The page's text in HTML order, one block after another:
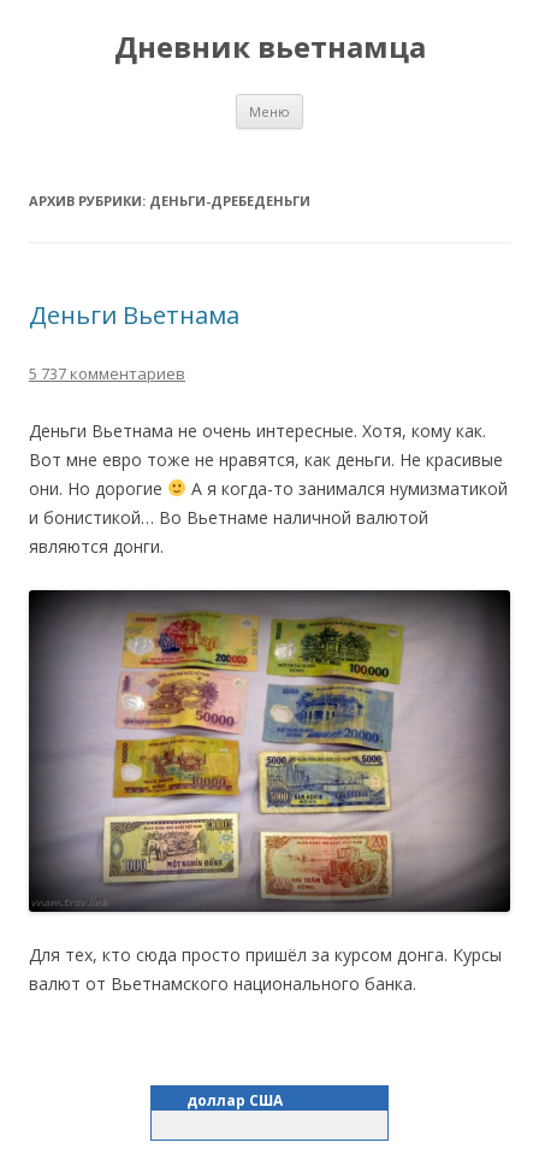
Дневник вьетнамца
Меню
АРХИВ РУБРИКИ: ДЕНЬГИ-ДРЕБЕДЕНЬГИ
Деньги Вьетнама
5 737 комментариев
Деньги Вьетнама не очень интересные. Хотя, кому как.
Вот мне евро тоже не нравятся, как деньги. Не красивые
они. Но дорогие
А я когда-то занимался нумизматикой
и бонистикой… Во Вьетнаме наличной валютой
являются донги.
Для тех, кто сюда просто пришёл за курсом донга. Курсы
валют от Вьетнамского национального банка.
доллар США